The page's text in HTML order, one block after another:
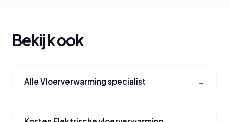
Bekijk ook
Alle Vloerverwarming specialist